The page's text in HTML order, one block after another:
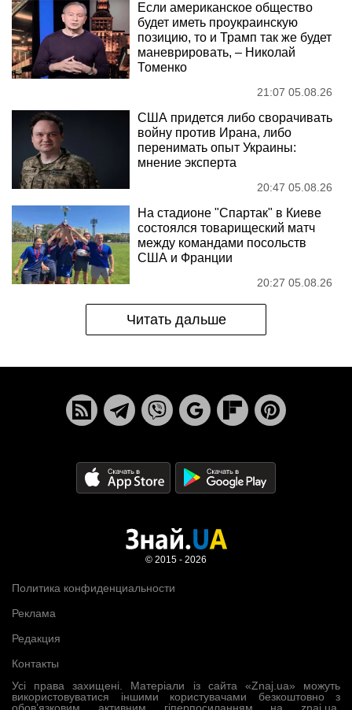
Если американское общество
будет иметь проукраинскую
позицию, то и Трамп так же будет
маневрировать, – Николай
Томенко
21:07 05.08.26
США придется либо сворачивать
войну против Ирана, либо
перенимать опыт Украины:
мнение эксперта
20:47 05.08.26
На стадионе "Спартак" в Киеве
состоялся товарищеский матч
между командами посольств
США и Франции
20:27 05.08.26
Читать дальше
Усі права захищені. Матеріали із сайта «Znaj.ua» можуть
використовуватися іншими користувачами безкоштовно з
Политика конфиденциальности
Реклама
Редакция
Контакты
© 2015 - 2026